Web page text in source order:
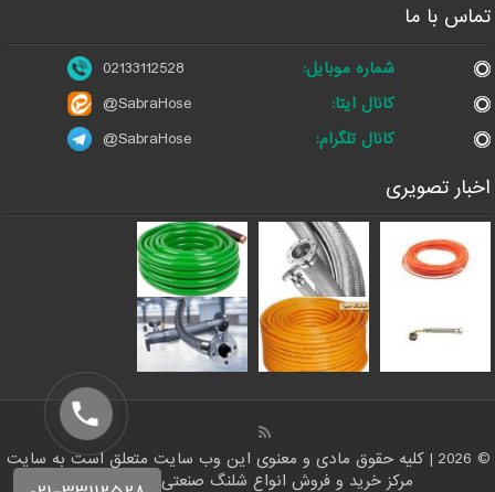
تماس با ما
شماره موبایل:
02133112528
کانال ایتا:
@SabraHose
کانال تلگرام:
@SabraHose
اخبار تصویری
© 2026 | کلیه حقوق مادی و معنوی این وب سایت متعلق است به سایت
مرکز خرید و فروش انواع شلنگ صنعتی | شلنگ من